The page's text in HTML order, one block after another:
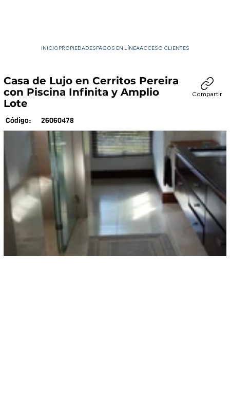
INICIOPROPIEDADESPAGOS EN LÍNEAACCESO CLIENTES
Casa de Lujo en Cerritos Pereira
con Piscina Infinita y Amplio
Lote
Código: 26060478
Compartir